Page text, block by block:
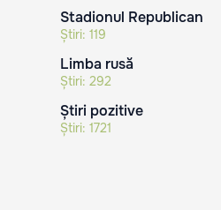
Stadionul Republican
Știri: 119
Limba rusă
Știri: 292
Știri pozitive
Știri: 1721